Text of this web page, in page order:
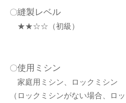
〇縫製レベル
★★☆☆（初級）
〇使用ミシン
家庭用ミシン、ロックミシン
（ロックミシンがない場合、ロ